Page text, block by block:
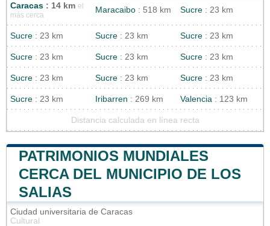
Caracas : 14 km el
más cerca
Maracaibo : 518 km Sucre : 23 km
Sucre : 23 km Sucre : 23 km Sucre : 23 km
Sucre : 23 km Sucre : 23 km Sucre : 23 km
Sucre : 23 km Sucre : 23 km Sucre : 23 km
Sucre : 23 km Iribarren : 269 km Valencia : 123 km
Distancia calculada en línea recta
PATRIMONIOS MUNDIALES
CERCA DEL MUNICIPIO DE LOS
SALIAS
Ciudad universitaria de Caracas
Cultural